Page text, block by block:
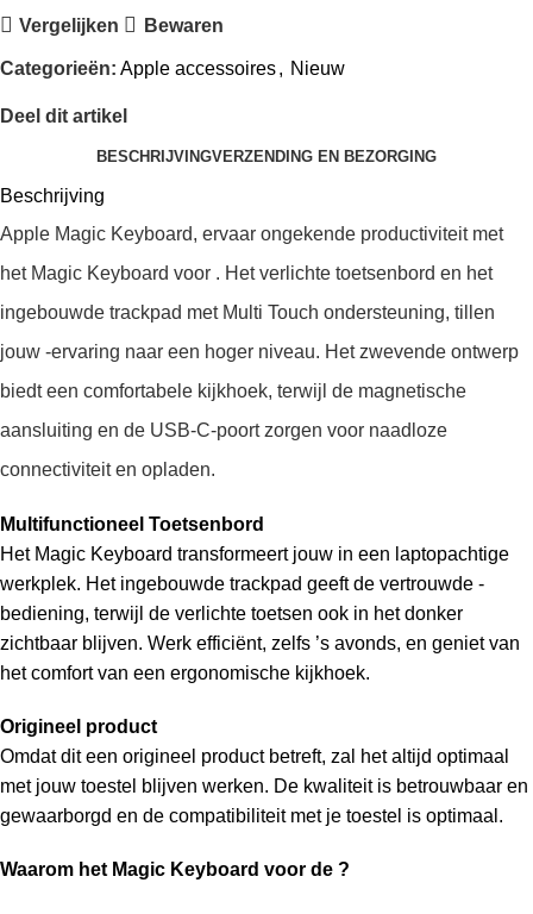
Vergelijken Bewaren
Categorieën: Apple accessoires, Nieuw
Deel dit artikel
BESCHRIJVINGVERZENDING EN BEZORGING
Beschrijving
Apple Magic Keyboard, ervaar ongekende productiviteit met
het Magic Keyboard voor . Het verlichte toetsenbord en het
ingebouwde trackpad met Multi Touch ondersteuning, tillen
jouw -ervaring naar een hoger niveau. Het zwevende ontwerp
biedt een comfortabele kijkhoek, terwijl de magnetische
aansluiting en de USB-C-poort zorgen voor naadloze
connectiviteit en opladen.
Multifunctioneel Toetsenbord
Het Magic Keyboard transformeert jouw in een laptopachtige
werkplek. Het ingebouwde trackpad geeft de vertrouwde -
bediening, terwijl de verlichte toetsen ook in het donker
zichtbaar blijven. Werk efficiënt, zelfs ’s avonds, en geniet van
het comfort van een ergonomische kijkhoek.
Origineel product
Omdat dit een origineel product betreft, zal het altijd optimaal
met jouw toestel blijven werken. De kwaliteit is betrouwbaar en
gewaarborgd en de compatibiliteit met je toestel is optimaal.
Waarom het Magic Keyboard voor de ?